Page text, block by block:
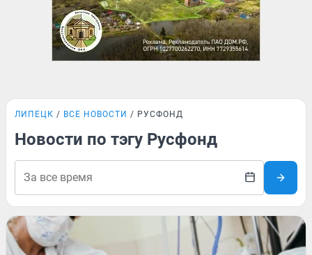
ЛИПЕЦК ВСЕ НОВОСТИ РУСФОНД
Новости по тэгу Русфонд